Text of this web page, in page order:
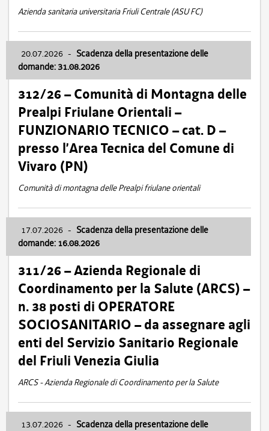
Azienda sanitaria universitaria Friuli Centrale (ASU FC)
20.07.2026 - Scadenza della presentazione delle
domande: 31.08.2026
312/26 – Comunità di Montagna delle
Prealpi Friulane Orientali –
FUNZIONARIO TECNICO – cat. D –
presso l’Area Tecnica del Comune di
Vivaro (PN)
Comunità di montagna delle Prealpi friulane orientali
17.07.2026 - Scadenza della presentazione delle
domande: 16.08.2026
311/26 – Azienda Regionale di
Coordinamento per la Salute (ARCS) –
n. 38 posti di OPERATORE
SOCIOSANITARIO – da assegnare agli
enti del Servizio Sanitario Regionale
del Friuli Venezia Giulia
ARCS - Azienda Regionale di Coordinamento per la Salute
13.07.2026 - Scadenza della presentazione delle